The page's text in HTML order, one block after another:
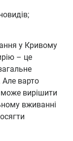
у Кривому
– це
Але варто
може вирішити
вживанні